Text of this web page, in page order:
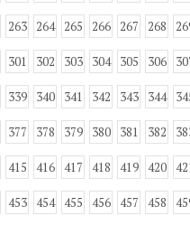
263 264 265 266 267 268
301 302 303 304 305 306
339 340 341 342 343 344
377 378 379 380 381 382
415 416 417 418 419 420
453 454 455 456 457 458